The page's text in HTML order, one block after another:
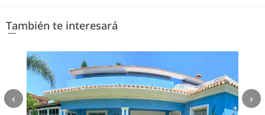
También te interesará
‹ ›